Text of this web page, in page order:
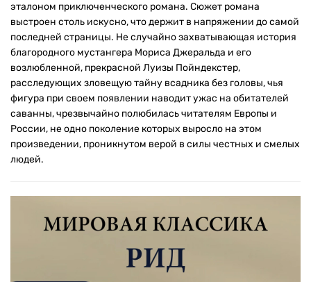
эталоном приключенческого романа. Сюжет романа
выстроен столь искусно, что держит в напряжении до самой
последней страницы. Не случайно захватывающая история
благородного мустангера Мориса Джеральда и его
возлюбленной, прекрасной Луизы Пойндекстер,
расследующих зловещую тайну всадника без головы, чья
фигура при своем появлении наводит ужас на обитателей
саванны, чрезвычайно полюбилась читателям Европы и
России, не одно поколение которых выросло на этом
произведении, проникнутом верой в силы честных и смелых
людей.